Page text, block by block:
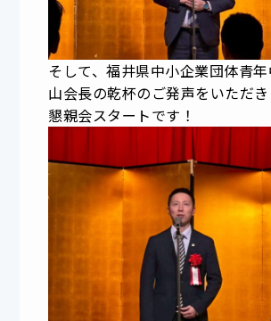
そして、福井県中小企業団体青
山会長の乾杯のご発声をいただき
懇親会スタートです！